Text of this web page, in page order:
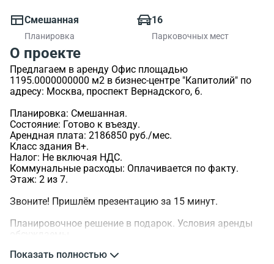
Смешанная
Планировка
16
Парковочных мест
О проекте
Предлагаем в аренду Офис площадью
1195.0000000000 м2 в бизнес-центре "Капитолий" по
адресу: Москва, проспект Вернадского, 6.
Планировка: Смешанная.
Состояние: Готово к въезду.
Арендная плата: 2186850 руб./мес.
Класс здания B+.
Налог: Не включая НДС.
Коммунальные расходы: Оплачивается по факту.
Этаж: 2 из 7.
Звоните! Пришлём презентацию за 15 минут.
Планировочное решение в подарок. Условия аренды
обсуждаемы.
>ID объекта - 49909.
Показать полностью